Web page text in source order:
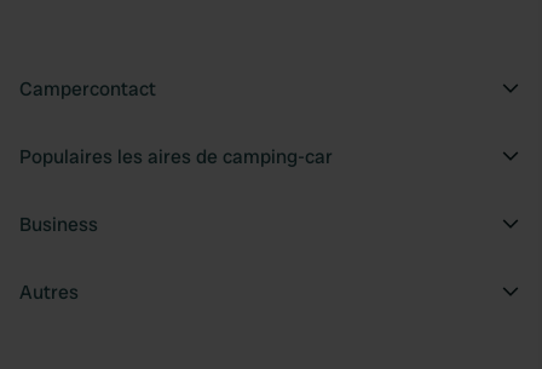
Campercontact
Populaires les aires de camping-car
Business
Autres